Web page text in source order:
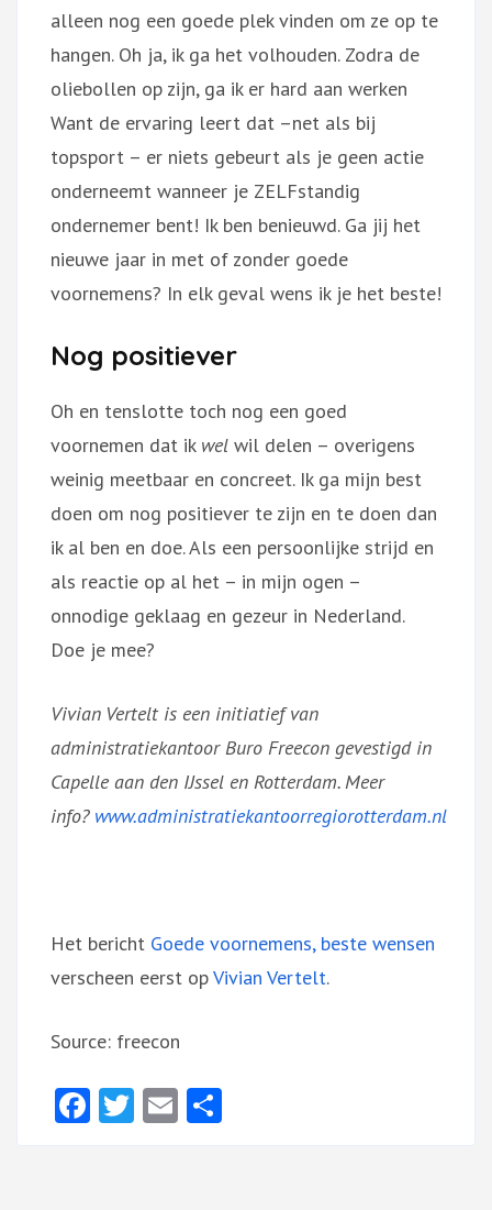
alleen nog een goede plek vinden om ze op te
hangen. Oh ja, ik ga het volhouden. Zodra de
oliebollen op zijn, ga ik er hard aan werken
Want de ervaring leert dat –net als bij
topsport – er niets gebeurt als je geen actie
onderneemt wanneer je ZELFstandig
ondernemer bent! Ik ben benieuwd. Ga jij het
nieuwe jaar in met of zonder goede
voornemens? In elk geval wens ik je het beste!
Nog positiever
Oh en tenslotte toch nog een goed
voornemen dat ik wel wil delen – overigens
weinig meetbaar en concreet. Ik ga mijn best
doen om nog positiever te zijn en te doen dan
ik al ben en doe. Als een persoonlijke strijd en
als reactie op al het – in mijn ogen –
onnodige geklaag en gezeur in Nederland.
Doe je mee?
Vivian Vertelt is een initiatief van
administratiekantoor Buro Freecon gevestigd in
Capelle aan den IJssel en Rotterdam. Meer
info? www.administratiekantoorregiorotterdam.nl
Het bericht Goede voornemens, beste wensen
verscheen eerst opVivian Vertelt.
Source: freecon
Facebook
Twitter
Email